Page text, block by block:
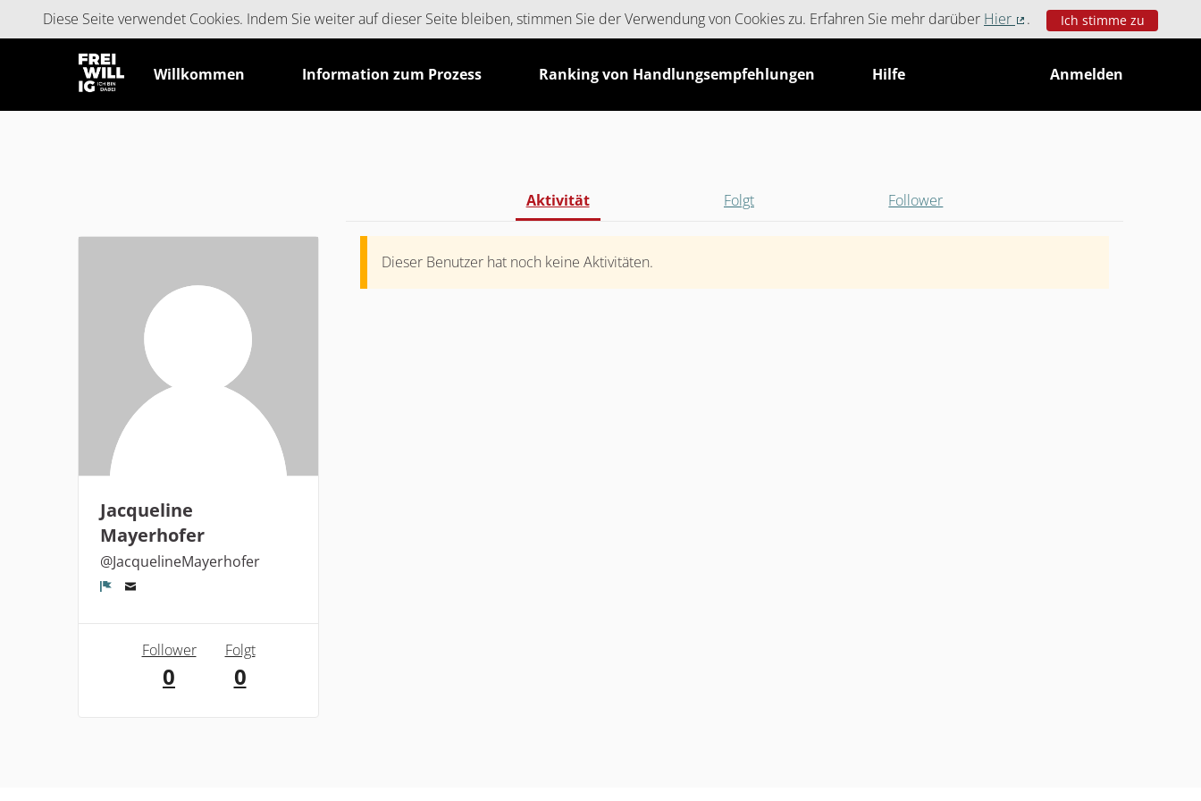
Diese Seite verwendet Cookies. Indem Sie weiter auf dieser Seite bleiben, stimmen Sie der Verwendung von Cookies zu. Erfahren Sie mehr darüber Hier
(Externer Link)
. Ich stimme zu
Willkommen Information zum Prozess Ranking von Handlungsempfehlungen Hilfe Anmelden
Aktivität Folgt Follower
Jacqueline
Mayerhofer
@JacquelineMayerhofer
Follower
0
Folgt
0
Dieser Benutzer hat noch keine Aktivitäten.
Cookie-Einstellungen